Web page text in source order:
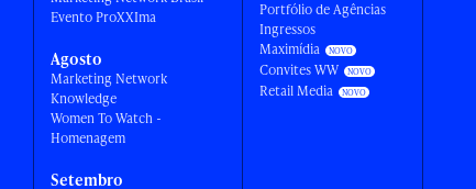
Evento ProXXIma
Agosto
Marketing Network
Knowledge
Women To Watch -
Homenagem
Setembro
Portfólio de Agências
Ingressos
Maximídia
Convites WW
Retail Media